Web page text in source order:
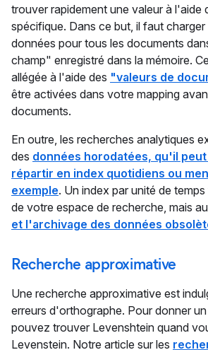
trouver rapidement une valeur à l'aide
spécifique. Dans ce but, il faut
données pour tous les documents
champ" enregistré dans la mémoire.
allégée à l'aide des "valeurs de
être activées dans votre mapping
documents.
En outre, les recherches analytiques
des données horodatées, qu'il
répartir en index quotidiens ou
exemple. Un index par unité de
de votre espace de recherche, mais
et l'archivage des données
Recherche approximative
Une recherche approximative est
erreurs d'orthographe. Pour donner
pouvez trouver Levenshtein quand
Levenstein. Notre article sur les